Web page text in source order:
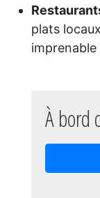
plats
imprenable
À bord